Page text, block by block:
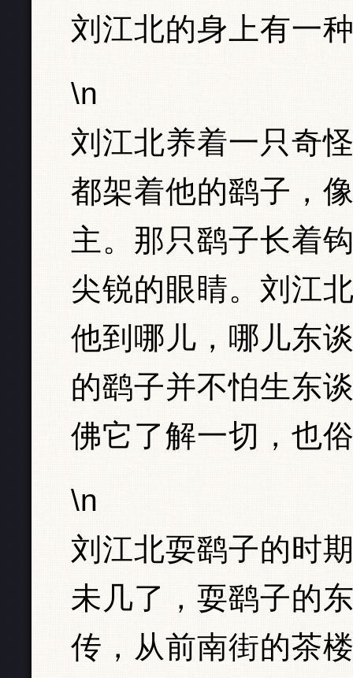
刘江北的身上有一
\n
刘江北养着一只奇
都架着他的鹞子，
主。那只鹞子长着
尖锐的眼睛。刘江
他到哪儿，哪儿东
的鹞子并不怕生东
佛它了解一切，也
\n
刘江北耍鹞子的时
未几了，耍鹞子的
传，从前南街的茶